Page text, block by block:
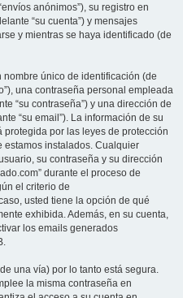
anónimos”), su registro en
“su cuenta”) y mensajes
y mientras se haya identificado (de
único de identificación (de
una contraseña personal empleada
“su contraseña”) y una dirección de
“su email”). La información de su
protegida por las leyes de protección
estamos instalados. Cualquier
su contraseña y su dirección
durante el proceso de
el criterio de
usted tiene la opción de qué
exhibida. Además, en su cuenta,
los emails generados
una vía) por lo tanto está segura.
la misma contraseña en